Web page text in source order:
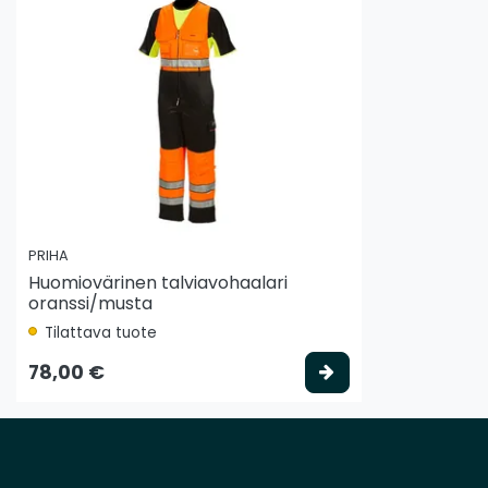
PRIHA
Huomiovärinen talviavohaalari
oranssi/musta
Tilattava tuote
78,00 €